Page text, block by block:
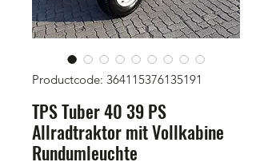
Productcode: 364115376135191
TPS Tuber 40 39 PS
Allradtraktor mit Vollkabine
Rundumleuchte